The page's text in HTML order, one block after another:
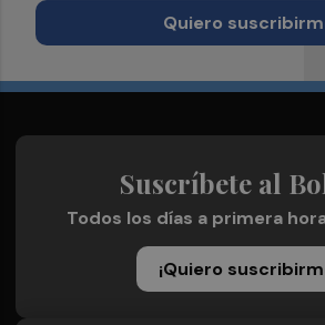
Quiero
Suscríbete al
Todos los días a primera
¡Quiero